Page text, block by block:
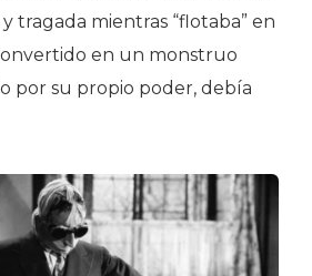
tragada mientras “flotaba” en
en un monstruo
por su propio poder, debía